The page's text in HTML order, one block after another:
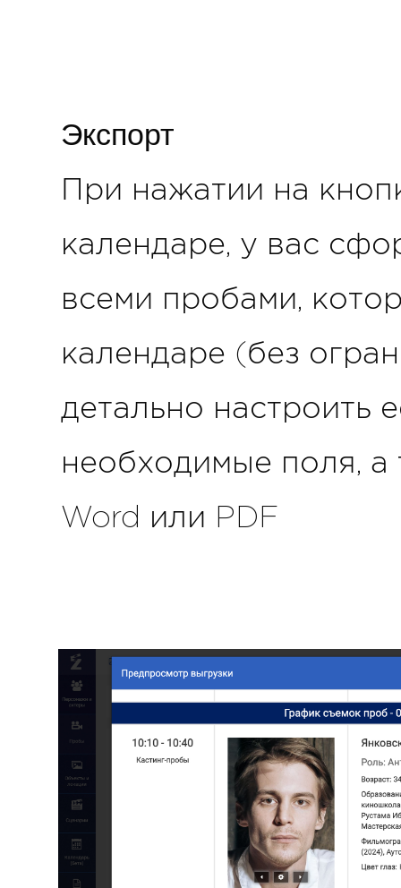
Экспорт
При нажатии на
календаре, у вас
всеми пробами,
календаре (без
детально настроить
необходимые поля,
Word или PDF